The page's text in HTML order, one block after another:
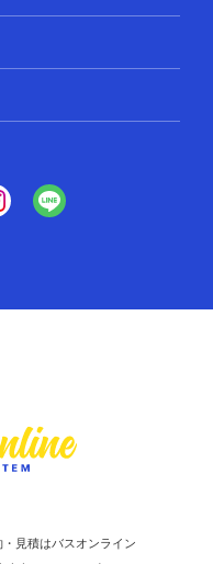
見積はバスオンライン